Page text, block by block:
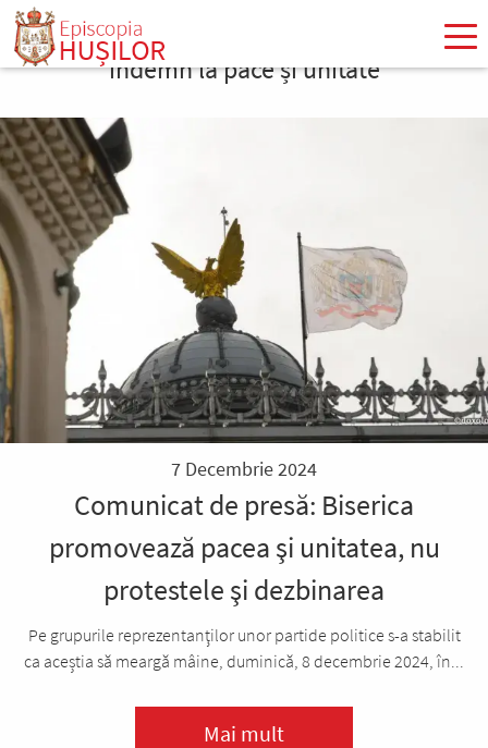
Mergi
conţinutul
îndemn la pace și unitate
7 Decembrie 2024
Comunicat de presă: Biserica
promovează pacea şi unitatea, nu
protestele şi dezbinarea
Pe grupurile reprezentanţilor unor partide politice s-a stabilit
ca aceștia să meargă mâine, duminică, 8 decembrie 2024, în...
Mai mult